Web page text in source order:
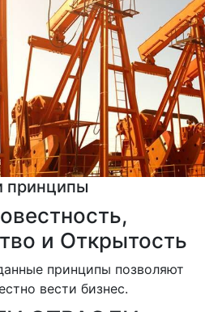
принципы
и Открытость
принципы позволяют
вести бизнес.